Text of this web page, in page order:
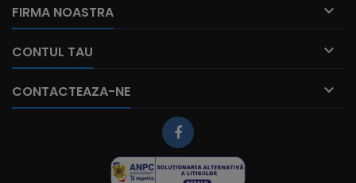
FIRMA NOASTRA 
CONTUL TAU 
CONTACTEAZA-NE 